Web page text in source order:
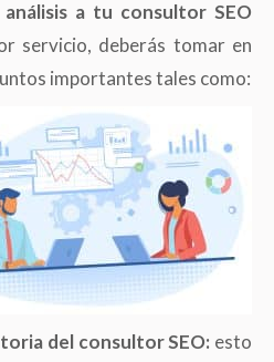
análisis a tu consultor SEO
servicio, deberás tomar en
importantes tales como:
del consultor SEO: esto